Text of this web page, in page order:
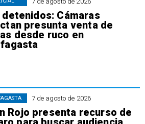
Cámaras
presunta venta de
desde ruco en
7 de agosto de 2026
Rojo presenta recurso de